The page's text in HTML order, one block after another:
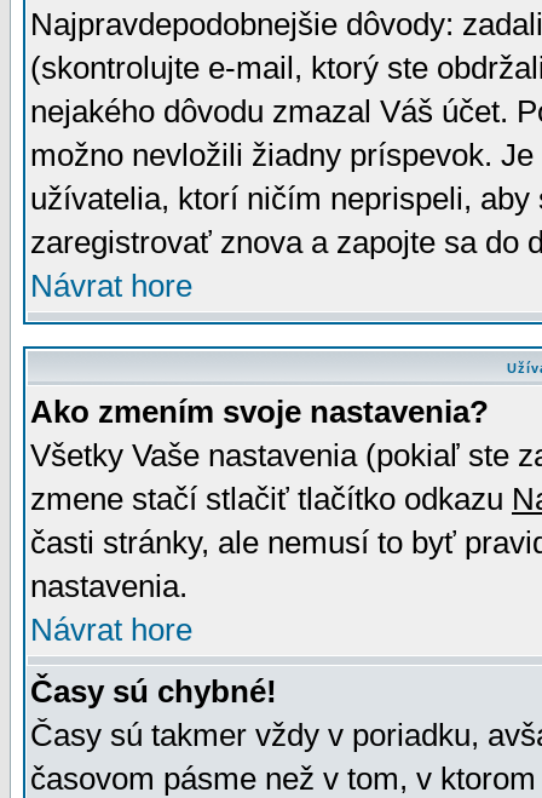
Najpravdepodobnejšie dôvody:
(skontrolujte e-mail, ktorý ste
nejakého dôvodu zmazal Váš účet.
možno nevložili žiadny príspevok.
užívatelia, ktorí ničím neprispeli,
zaregistrovať znova a zapojte sa do
Návrat hore
Ako zmením svoje nastavenia?
Všetky Vaše nastavenia (pokiaľ ste
zmene stačí stlačiť tlačítko odkazu
časti stránky, ale nemusí to byť
nastavenia.
Návrat hore
Časy sú chybné!
Časy sú takmer vždy v poriadku,
časovom pásme než v tom, v